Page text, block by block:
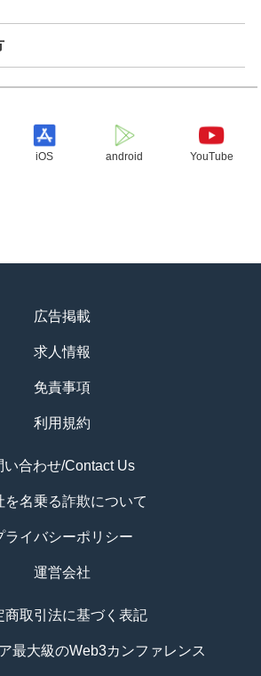
iOS android YouTube
広告掲載
求人情報
免責事項
利用規約
い合わせ/Contact Us
を名乗る詐欺について
ライバシーポリシー
運営会社
商取引法に基づく表記
最大級のWeb3カンファレンス